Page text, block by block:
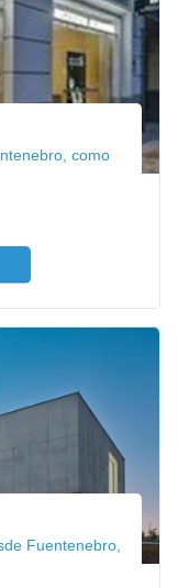
como
Fuentenebro,